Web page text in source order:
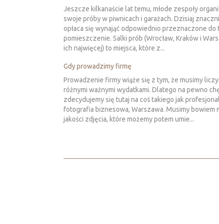
Jeszcze kilkanaście lat temu, młode zespoły
swoje próby w piwnicach i garażach. Dzisiaj
opłaca się wynająć odpowiednio przeznaczone do
pomieszczenie. Salki prób (Wrocław, Kraków i
ich najwięcej) to miejsca, które z...
Gdy prowadzimy firmę
Prowadzenie firmy wiąże się z tym, że musimy
różnymi ważnymi wydatkami. Dlatego na pewno
zdecydujemy się tutaj na coś takiego jak
fotografia biznesowa, Warszawa. Musimy bowiem
jakości zdjęcia, które możemy potem umie...